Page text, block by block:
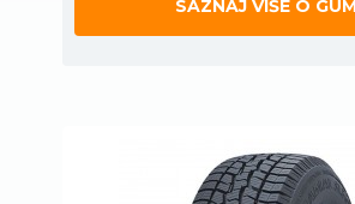
SAZNAJ VIŠE O GUMI